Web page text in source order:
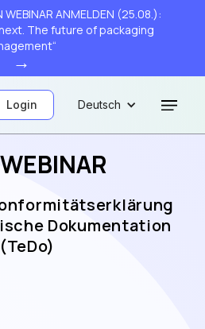
WEBINAR ANMELDEN (25.08.):
The future of packaging
→
Login Deutsch
Dokumentation
(TeDo)